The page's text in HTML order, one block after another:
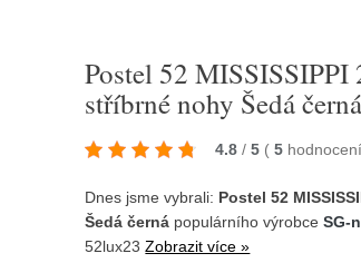
Postel 52
stříbrné nohy Šedá černá
4.8 / 5 ( 5
Dnes jsme vybrali: Postel 52
Šedá černá populárního výrobceSG-
52lux23Zobrazit více »